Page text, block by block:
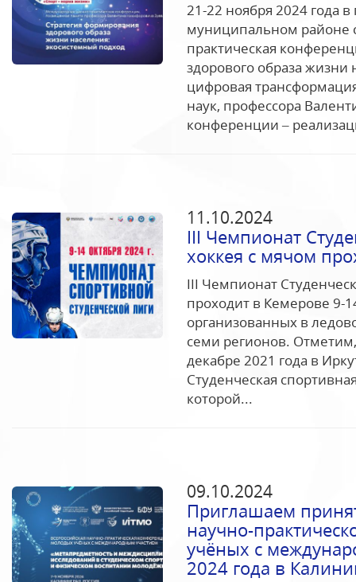
21-22 ноября 2024 года
муниципальном районе
практическая
здорового образа
цифровая
наук, профессора
конференции –
11.10.2024
III Чемпионат
хоккея с мячом
III Чемпионат
проходит в Кемерове 9-
организованных в
семи регионов.
декабре 2021 года в
Студенческая
которой...
09.10.2024
Приглашаем
научно-
учёных с
2024 года в